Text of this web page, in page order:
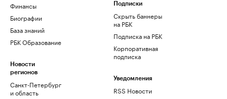
Финансы
Биографии
База знаний
РБК Образование
Новости
регионов
Санкт-Петербург
и область
Подписки
Скрыть баннеры
на РБК
Подписка на РБК
Корпоративная
подписка
Уведомления
RSS Новости